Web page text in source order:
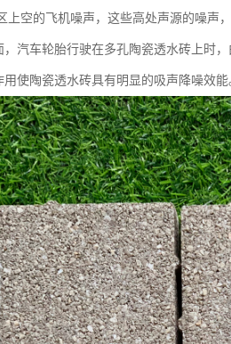
上空的飞机噪声，这些高处声源的噪声
汽车轮胎行驶在多孔陶瓷透水砖上时
使陶瓷透水砖具有明显的吸声降噪效能